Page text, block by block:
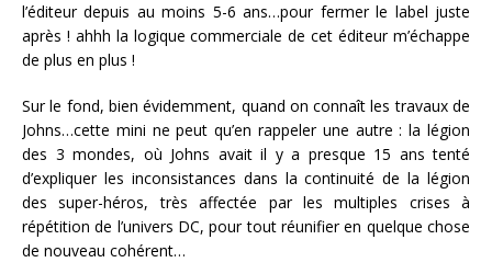
l’éditeur depuis au moins 5-6 ans…pour fermer le label juste
après ! ahhh la logique commerciale de cet éditeur m’échappe
de plus en plus !
Sur le fond, bien évidemment, quand on connaît les travaux de
Johns…cette mini ne peut qu’en rappeler une autre : la légion
des 3 mondes, où Johns avait il y a presque 15 ans tenté
d’expliquer les inconsistances dans la continuité de la légion
des super-héros, très affectée par les multiples crises à
répétition de l’univers DC, pour tout réunifier en quelque chose
de nouveau cohérent…